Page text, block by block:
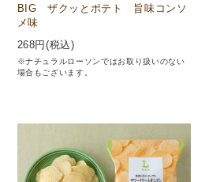
BIG ザクッとポテト 旨味コンソ
メ味
268円(税込)
※ナチュラルローソンではお取り扱いのない
場合もございます。